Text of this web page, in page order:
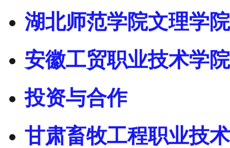
湖北师范学院文理学院
安徽工贸职业技术学院
投资与合作
甘肃畜牧工程职业技